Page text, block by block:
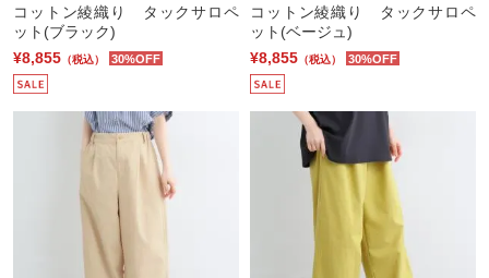
コットン綾織り タックサロペ
ット(ブラック)
¥8,855 （税込） 30%OFF
コットン綾織り タックサロペ
ット(ベージュ)
¥8,855 （税込） 30%OFF